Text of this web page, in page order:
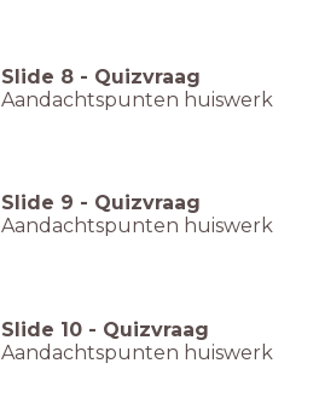
Slide 8 - Quizvraag
Aandachtspunten huiswerk
Slide 9 - Quizvraag
Aandachtspunten huiswerk
Slide 10 - Quizvraag
Aandachtspunten huiswerk